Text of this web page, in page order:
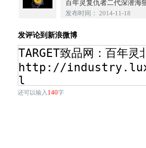
百年灵复仇者二代深潜海
发布时间： 2014-11-18
发评论到新浪微博
还可以输入 140字